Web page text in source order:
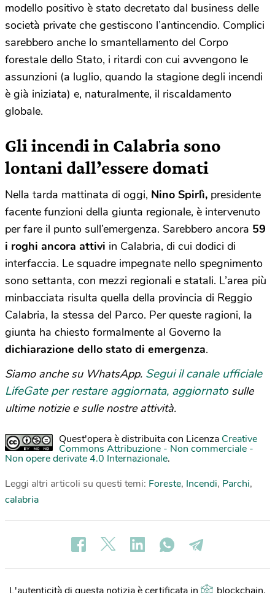
modello positivo è stato decretato dal business delle
società private che gestiscono l’antincendio. Complici
sarebbero anche lo smantellamento del Corpo
forestale dello Stato, i ritardi con cui avvengono le
assunzioni (a luglio, quando la stagione degli incendi
è già iniziata) e, naturalmente, il riscaldamento
globale.
Gli incendi in Calabria sono
lontani dall’essere domati
Nella tarda mattinata di oggi, Nino Spirlì, presidente
facente funzioni della giunta regionale, è intervenuto
per fare il punto sull’emergenza. Sarebbero ancora 59
i roghi ancora attivi in Calabria, di cui dodici di
interfaccia. Le squadre impegnate nello spegnimento
sono settanta, con mezzi regionali e statali. L’area più
minbacciata risulta quella della provincia di Reggio
Calabria, la stessa del Parco. Per queste ragioni, la
giunta ha chiesto formalmente al Governo la
dichiarazione dello stato di emergenza.
Siamo anche su WhatsApp. Segui il canale ufficiale
LifeGate per restare aggiornata, aggiornato sulle
ultime notizie e sulle nostre attività.
Quest'opera è distribuita con Licenza Creative
Commons Attribuzione - Non commerciale -
Non opere derivate 4.0 Internazionale.
Leggi altri articoli su questi temi: Foreste, Incendi, Parchi,
calabria